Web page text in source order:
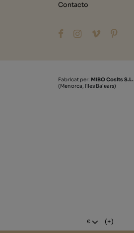
Contacto
Fabricat per: MIBO Cosits S.L.
(Menorca, Illes Balears)
€ (+)